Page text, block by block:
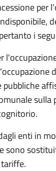
per
i
sulla
enti in
sono